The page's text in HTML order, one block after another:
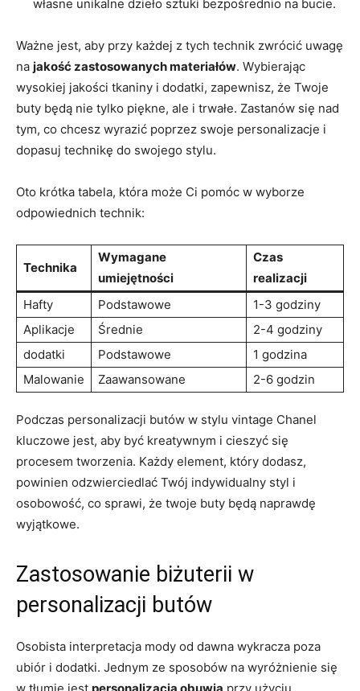
własne unikalne dzieło sztuki bezpośrednio na bucie.
Ważne jest, aby przy każdej z tych technik zwrócić uwagę
na jakość zastosowanych materiałów. Wybierając
wysokiej jakości tkaniny i dodatki, zapewnisz, że Twoje
buty będą nie tylko piękne, ale i trwałe. Zastanów się nad
tym, co chcesz wyrazić poprzez swoje personalizacje i
dopasuj technikę do swojego stylu.
Oto krótka tabela, która może Ci pomóc w wyborze
odpowiednich technik:
Technika
Wymagane
umiejętności
Czas
realizacji
Hafty
Podstawowe
1-3 godziny
Aplikacje
Średnie
2-4 godziny
dodatki
Podstawowe
1 godzina
Malowanie
Zaawansowane 2-6 godzin
Podczas personalizacji butów w stylu vintage Chanel
kluczowe jest, aby być kreatywnym i cieszyć się
procesem tworzenia. Każdy element, który dodasz,
powinien odzwierciedlać Twój indywidualny styl i
osobowość, co sprawi, że twoje buty będą naprawdę
wyjątkowe.
Zastosowanie biżuterii w
personalizacji butów
Osobista interpretacja mody od dawna wykracza poza
ubiór i dodatki. Jednym ze sposobów na wyróżnienie się